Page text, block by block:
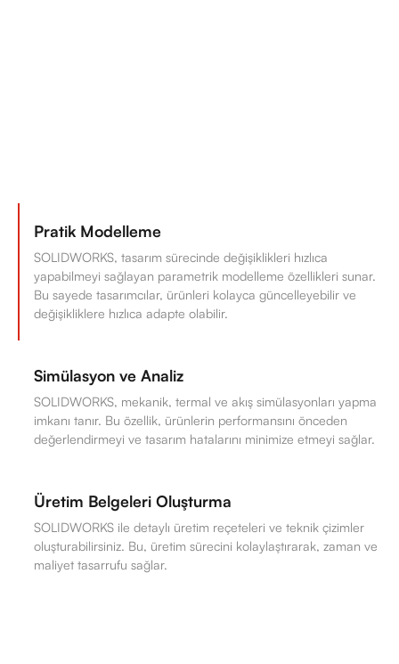
Pratik Modelleme
SOLIDWORKS, tasarım sürecinde değişiklikleri hızlıca
yapabilmeyi sağlayan parametrik modelleme özellikleri sunar.
Bu sayede tasarımcılar, ürünleri kolayca güncelleyebilir ve
değişikliklere hızlıca adapte olabilir.
Simülasyon ve Analiz
SOLIDWORKS, mekanik, termal ve akış simülasyonları yapma
imkanı tanır. Bu özellik, ürünlerin performansını önceden
değerlendirmeyi ve tasarım hatalarını minimize etmeyi sağlar.
Üretim Belgeleri Oluşturma
SOLIDWORKS ile detaylı üretim reçeteleri ve teknik çizimler
oluşturabilirsiniz. Bu, üretim sürecini kolaylaştırarak, zaman ve
maliyet tasarrufu sağlar.